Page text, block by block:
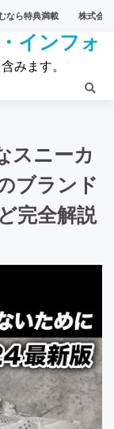
株式会社ＮＴＴぷらら
インフォ
みます。
スニーカ
ブランド
完全解説